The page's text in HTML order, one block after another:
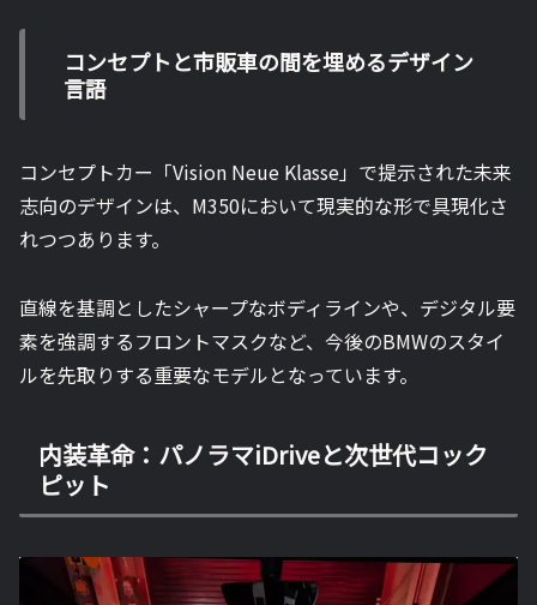
コンセプトと市販車の間を埋めるデザイン
言語
コンセプトカー「Vision Neue Klasse」で提示された未来
志向のデザインは、M350において現実的な形で具現化さ
れつつあります。
直線を基調としたシャープなボディラインや、デジタル要
素を強調するフロントマスクなど、今後のBMWのスタイ
ルを先取りする重要なモデルとなっています。
内装革命：パノラマiDriveと次世代コック
ピット